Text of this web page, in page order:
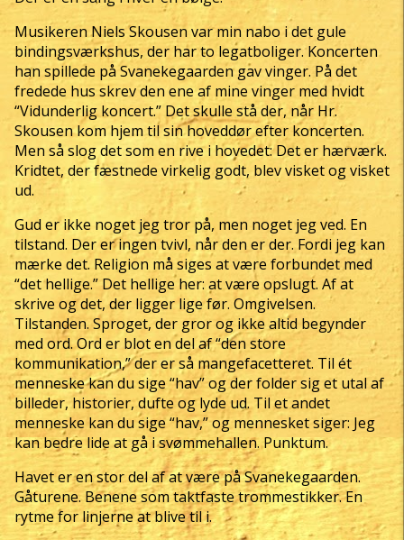
Musikeren Niels Skousen var min nabo i det gule
bindingsværkshus, der har to legatboliger. Koncerten
han spillede på Svanekegaarden gav vinger. På det
fredede hus skrev den ene af mine vinger med hvidt
“Vidunderlig koncert.” Det skulle stå der, når Hr.
Skousen kom hjem til sin hoveddør efter koncerten.
Men så slog det som en rive i hovedet: Det er hærværk.
Kridtet, der fæstnede virkelig godt, blev visket og visket
ud.
Gud er ikke noget jeg tror på, men noget jeg ved. En
tilstand. Der er ingen tvivl, når den er der. Fordi jeg kan
mærke det. Religion må siges at være forbundet med
“det hellige.” Det hellige her: at være opslugt. Af at
skrive og det, der ligger lige før. Omgivelsen.
Tilstanden. Sproget, der gror og ikke altid begynder
med ord. Ord er blot en del af “den store
kommunikation,” der er så mangefacetteret. Til ét
menneske kan du sige “hav” og der folder sig et utal af
billeder, historier, dufte og lyde ud. Til et andet
menneske kan du sige “hav,” og mennesket siger: Jeg
kan bedre lide at gå i svømmehallen. Punktum.
Havet er en stor del af at være på Svanekegaarden.
Gåturene. Benene som taktfaste trommestikker. En
rytme for linjerne at blive til i.